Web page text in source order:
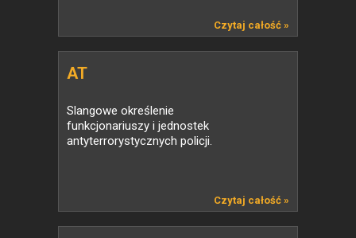
Czytaj całość »
AT
Slangowe określenie
funkcjonariuszy i jednostek
antyterrorystycznych policji.
Czytaj całość »